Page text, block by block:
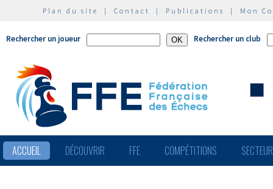
Plan du site | Contact | Publications | Mon
Rechercher un joueur Rechercher un club
ACCUEIL DÉCOUVRIR FFE COMPÉTITIONS